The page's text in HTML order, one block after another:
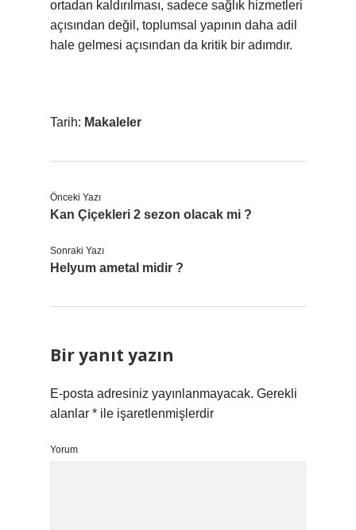
ortadan kaldırılması, sadece sağlık hizmetleri
açısından değil, toplumsal yapının daha adil
hale gelmesi açısından da kritik bir adımdır.
Tarih: Makaleler
Önceki Yazı
Kan Çiçekleri 2 sezon olacak mi ?
Sonraki Yazı
Helyum ametal midir ?
Bir yanıt yazın
E-posta adresiniz yayınlanmayacak. Gerekli
alanlar * ile işaretlenmişlerdir
Yorum